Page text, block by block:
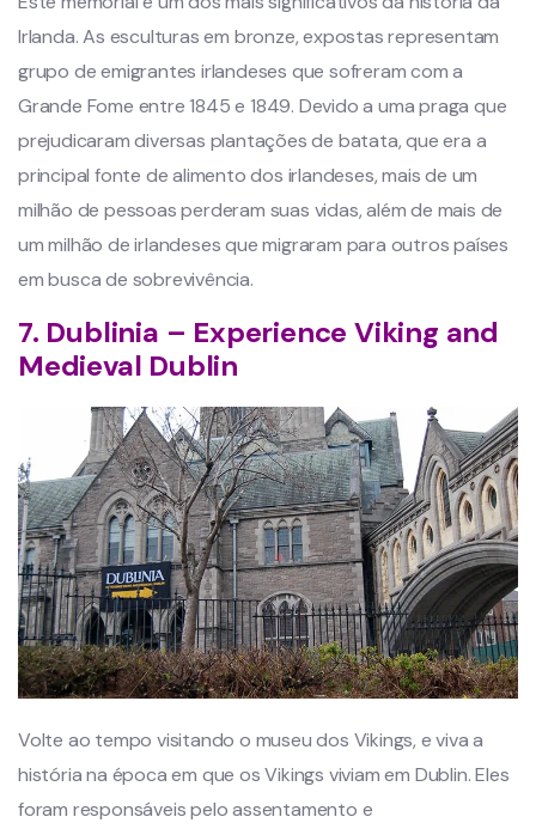
Irlanda. As esculturas em bronze, expostas representam
grupo de emigrantes irlandeses que sofreram com a
Grande Fome entre 1845 e 1849. Devido a uma praga que
prejudicaram diversas plantações de batata, que era a
principal fonte de alimento dos irlandeses, mais de um
milhão de pessoas perderam suas vidas, além de mais de
um milhão de irlandeses que migraram para outros países
em busca de sobrevivência.
7. Dublinia – Experience Viking and
Medieval Dublin
Volte ao tempo visitando o museu dos Vikings, e viva a
história na época em que os Vikings viviam em Dublin. Eles
foram responsáveis pelo assentamento e